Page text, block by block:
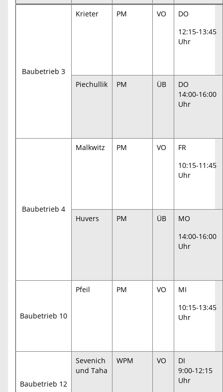
Baubetrieb 3
Krieter PM VO
DO
12:15-13:45
Uhr
Piechullik PM ÜB
DO
14:00-16:00
Uhr
Baubetrieb 4
Malkwitz PM VO
FR
10:15-11:45
Uhr
Huvers PM ÜB
MO
14:00-16:00
Uhr
Baubetrieb 10
Pfeil PM VO
MI
10:15-13:45
Uhr
Baubetrieb 12
Sevenich
und Taha
WPM VO
DI
9:00-12:15
Uhr